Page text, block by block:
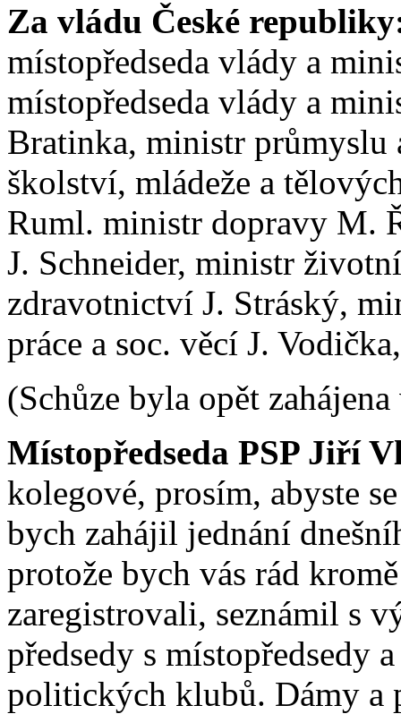
Za vládu České
místopředseda vlády a
místopředseda vlády a
Bratinka, ministr
školství, mládeže a
Ruml. ministr dopravy M.
J. Schneider, ministr
zdravotnictví J. Stráský,
práce a soc. věcí J.
(Schůze byla opět
Místopředseda PSP Jiří
kolegové, prosím, abyste
bych zahájil jednání
protože bych vás rád
zaregistrovali, seznámil s
předsedy s místopředsedy
politických klubů. Dámy a